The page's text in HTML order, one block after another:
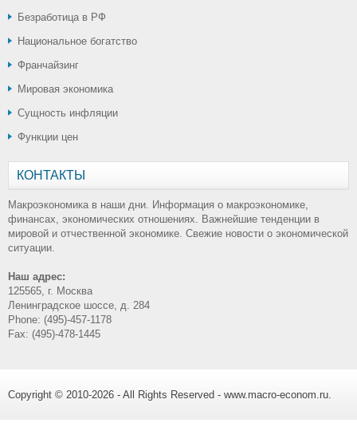
Безработица в РФ
Национальное богатство
Франчайзинг
Мировая экономика
Сущность инфляции
Функции цен
КОНТАКТЫ
Макроэкономика в наши дни. Информация о макроэкономике,
финансах, экономических отношениях. Важнейшие тенденции в
мировой и отчественной экономике. Свежие новости о экономической
ситуации.
Наш адрес:
125565, г. Москва
Ленинградское шоссе, д. 284
Phone: (495)-457-1178
Fax: (495)-478-1445
Copyright © 2010-2026 - All Rights Reserved - www.macro-econom.ru.